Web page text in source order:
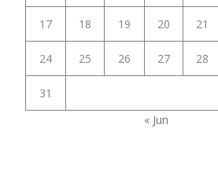
17 18 19 20 21
24 25 26 27 28
31
« Jun